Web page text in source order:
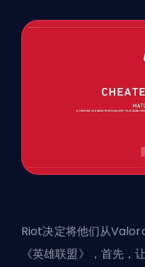
Riot决定将他们从
《英雄联盟》，首先，